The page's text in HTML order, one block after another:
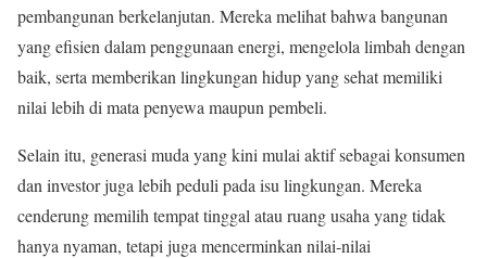
pembangunan berkelanjutan. Mereka melihat bahwa bangunan
yang efisien dalam penggunaan energi, mengelola limbah dengan
baik, serta memberikan lingkungan hidup yang sehat memiliki
nilai lebih di mata penyewa maupun pembeli.
Selain itu, generasi muda yang kini mulai aktif sebagai konsumen
dan investor juga lebih peduli pada isu lingkungan. Mereka
cenderung memilih tempat tinggal atau ruang usaha yang tidak
hanya nyaman, tetapi juga mencerminkan nilai-nilai